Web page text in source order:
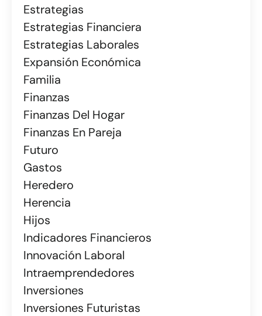
Estrategias
Estrategias Financiera
Estrategias Laborales
Expansión Económica
Familia
Finanzas
Finanzas Del Hogar
Finanzas En Pareja
Futuro
Gastos
Heredero
Herencia
Hijos
Indicadores Financieros
Innovación Laboral
Intraemprendedores
Inversiones
Inversiones Futuristas